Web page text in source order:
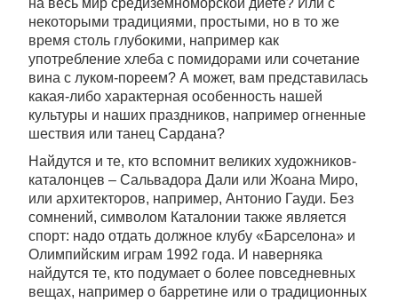
на весь мир средиземноморской диете? Или с
некоторыми традициями, простыми, но в то же
время столь глубокими, например как
употребление хлеба с помидорами или сочетание
вина с луком-пореем? А может, вам представилась
какая-либо характерная особенность нашей
культуры и наших праздников, например огненные
шествия или танец Сардана?
Найдутся и те, кто вспомнит великих художников-
каталонцев – Сальвадора Дали или Жоана Миро,
или архитекторов, например, Антонио Гауди. Без
сомнений, символом Каталонии также является
спорт: надо отдать должное клубу «Барселона» и
Олимпийским играм 1992 года. И наверняка
найдутся те, кто подумает о более повседневных
вещах, например о барретине или о традиционных